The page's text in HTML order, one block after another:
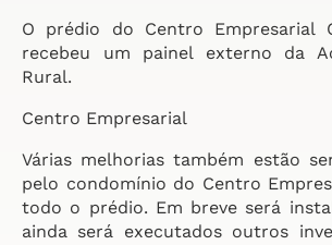
O prédio do Centro Empresarial
recebeu um painel externo da
Rural.
Centro Empresarial
Várias melhorias também estão
pelo condomínio do Centro
todo o prédio. Em breve será
ainda será executados outros